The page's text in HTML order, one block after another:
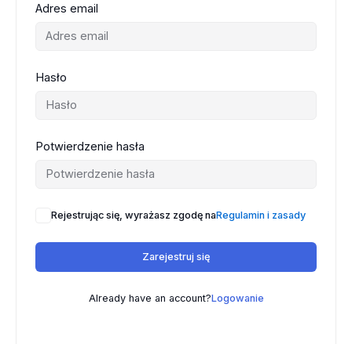
Adres email
Hasło
Potwierdzenie hasła
Rejestrując się, wyrażasz zgodę naRegulamin i zasady
Zarejestruj się
Already have an account?Logowanie